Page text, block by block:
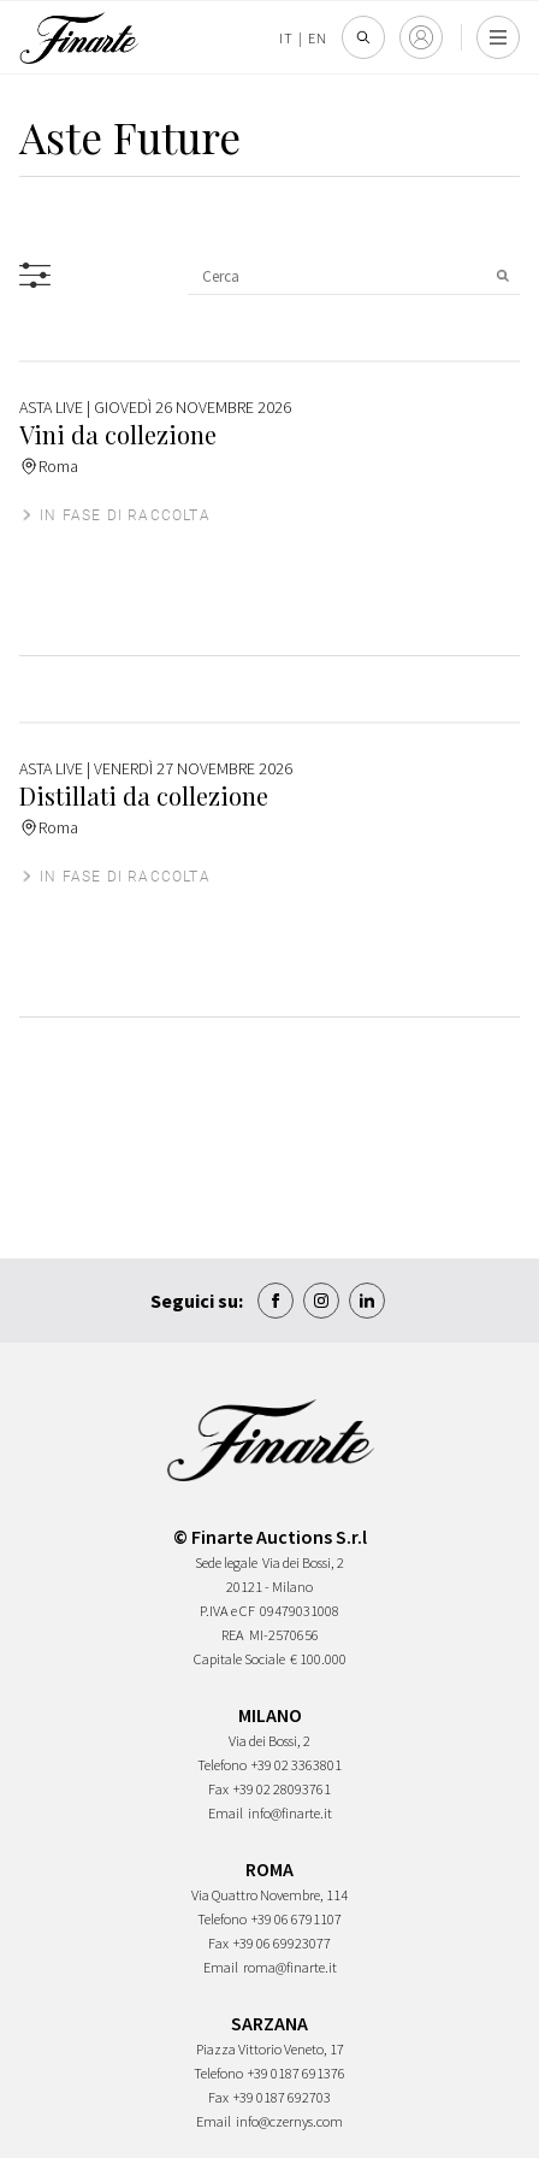
IT | EN
Aste Future
ASTA LIVE | GIOVEDÌ 26 NOVEMBRE 2026
Vini da collezione
Roma
IN FASE DI RACCOLTA
ASTA LIVE | VENERDÌ 27 NOVEMBRE 2026
Distillati da collezione
Roma
IN FASE DI RACCOLTA
Seguici su:
© Finarte Auctions S.r.l
Sede legale Via dei Bossi, 2
20121 - Milano
P.IVA e CF 09479031008
REA MI-2570656
Capitale Sociale € 100.000
MILANO
Via dei Bossi, 2
Telefono +39 02 3363801
Fax +39 02 28093761
Email info@finarte.it
ROMA
Via Quattro Novembre, 114
Telefono +39 06 6791107
Fax +39 06 69923077
Email roma@finarte.it
SARZANA
Piazza Vittorio Veneto, 17
Telefono +39 0187 691376
Fax +39 0187 692703
Email info@czernys.com